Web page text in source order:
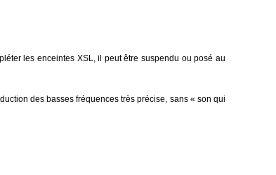
les enceintes XSL, il peut être suspendu ou posé au
des basses fréquences très précise, sans « son qui